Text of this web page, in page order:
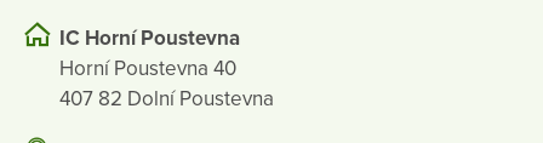
IC Horní Poustevna
Horní Poustevna 40
407 82 Dolní Poustevna